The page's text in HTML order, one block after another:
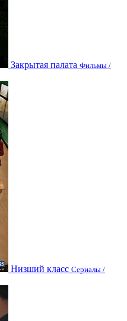
Закрытая палата Фильмы /
Низший класс Сериалы /